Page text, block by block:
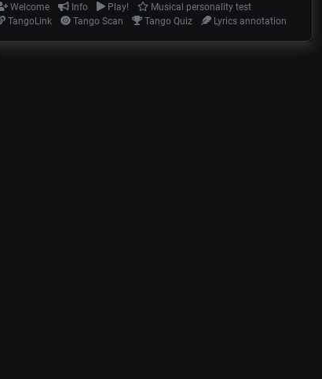
Welcome Info Play!
Musical personality test
TangoLink
Tango Scan Tango Quiz Lyrics annotation